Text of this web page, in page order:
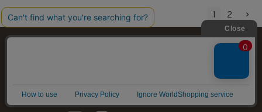
98 1 2